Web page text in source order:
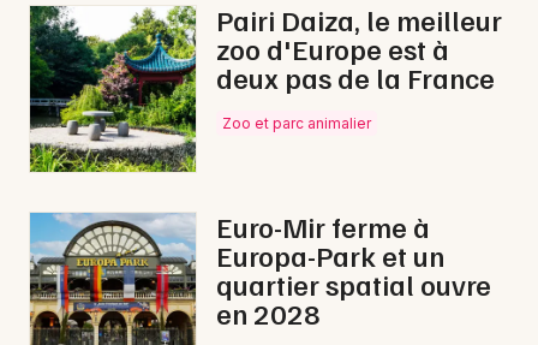
10 - Aube
Choisir mes départements
Mon email
Pairi Daiza, le meilleur
zoo d'Europe est à
deux pas de la France
Zoo et parc animalier
Euro-Mir ferme à
Europa-Park et un
quartier spatial ouvre
en 2028